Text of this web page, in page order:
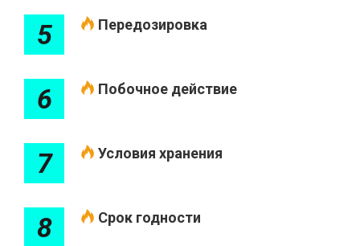
5 Передозировка
6 Побочное действие
7 Условия хранения
8 Срок годности